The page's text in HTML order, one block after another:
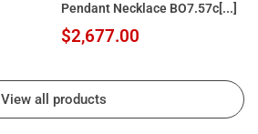
Pendant Necklace BO7.57c[...]
$2,677.00
View all products